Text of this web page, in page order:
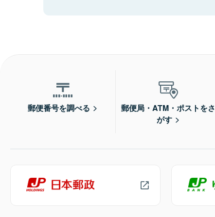
郵便番号を調べる
郵便局・ATM・ポストをさ
がす